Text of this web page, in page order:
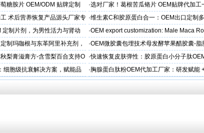
贸专供
糖胺片 OEM/ODM 贴牌定制
·选对厂家！葛根苦瓜铬片 OEM贴牌代加工
术后营养恢复产品源头厂家专 ·维生素C和胶原蛋白合一：OEM出口定制
制片剂，为男性活力与肾动
·OEM export customization: Male Maca
制玛咖根与东革阿里补充剂，
·OEM微胶囊包埋技术母发酵苹果醋胶囊-脂
代工定制
梨膏滋膏方-含雪梨百合支持O ·快速恢复皮肤弹性：胶原蛋白小分子肽
美肌补充剂专业代工厂家
细胞级抗衰解决方案，赋能品
· 胸腺蛋白肽粉OEM代加工厂家：研发赋能
力健康产品快速上市